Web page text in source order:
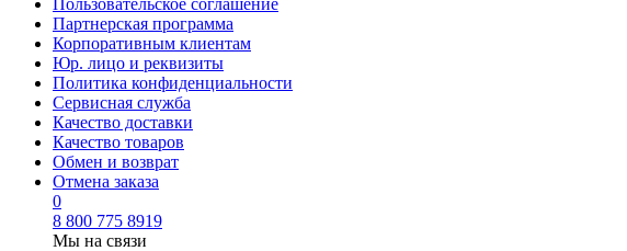
Пользовательское соглашение
Партнерская программа
Корпоративным клиентам
Юр. лицо и реквизиты
Политика конфиденциальности
Сервисная служба
Качество доставки
Качество товаров
Обмен и возврат
Отмена заказа
0
8 800 775 8919
Мы на связи